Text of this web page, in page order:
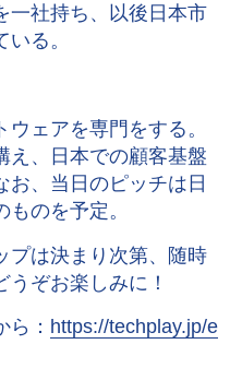
一社持ち、以後日本市
る。
ェアを専門をする。
え、日本での顧客基盤
お、当日のピッチは日
のを予定。
プは決まり次第、随時
ぞお楽しみに！
： https://techplay.jp/e